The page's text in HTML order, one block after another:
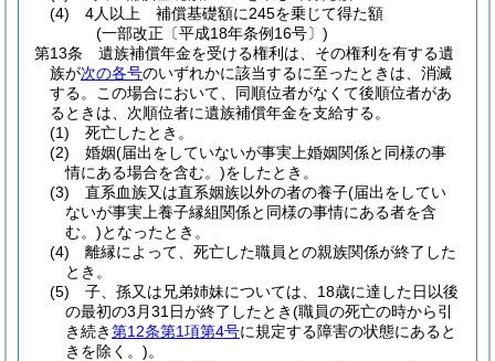
(4)
4人以上 補償基礎額に245を乗じて得た額
(一部改正〔平成18年条例16号〕)
第13条
遺族補償年金を受ける権利は、その権利を有する遺
族が次の各号のいずれかに該当するに至ったときは、消滅
する。
この場合において、同順位者がなくて後順位者があ
るときは、次順位者に遺族補償年金を支給する。
(1)
死亡したとき。
(2)
婚姻(届出をしていないが事実上婚姻関係と同様の事
情にある場合を含む。)をしたとき。
(3)
直系血族又は直系姻族以外の者の養子(届出をしてい
ないが事実上養子縁組関係と同様の事情にある者を含
む。)となったとき。
(4)
離縁によって、死亡した職員との親族関係が終了した
とき。
(5)
子、孫又は兄弟姉妹については、18歳に達した日以後
の最初の3月31日が終了したとき(職員の死亡の時から引
き続き第12条第1項第4号に規定する障害の状態にあると
きを除く。)。